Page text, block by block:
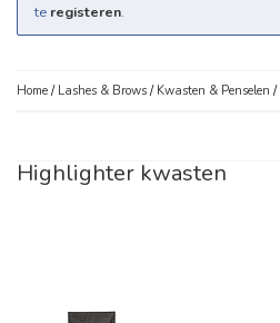
te registeren.
Home / Lashes & Brows / Kwasten & Penselen /
Highlighter kwasten